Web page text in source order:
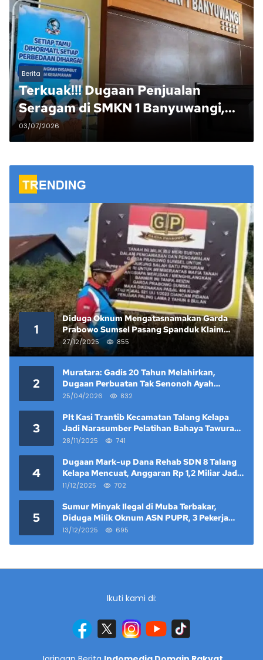
Berita
Terkuak!!! Dugaan Penjualan
Seragam di SMKN 1 Banyuwangi,
Kepala Sekolah dan Humas
Bungkam, Dinas Pendidikan
Angkat Bicara
03/07/2026
1
Diduga Oknum Mengatasnamakan Garda
Prabowo Sumsel Pasang Spanduk Klaim
Lahan yang Telah Diputus Pengadilan
27/12/2025 855
2
Muratara: Gadis 20 Tahun Melahirkan,
Dugaan Perbuatan Tak Senonoh Ayah
Kandung Mencuat
25/04/2026 832
3
Plt Kasi Trantib Kecamatan Talang Kelapa
Jadi Narasumber Pelatihan Bahaya Tawuran
dan Narkoba di Keramat Raya
28/11/2025 741
4
Dugaan Mark-up Dana Rehab SDN 8 Talang
Kelapa Mencuat, Anggaran Rp 1,2 Miliar Jadi
Sorotan
11/12/2025 702
5
Sumur Minyak Ilegal di Muba Terbakar,
Diduga Milik Oknum ASN PUPR, 3 Pekerja
Tewas
13/12/2025 695
Ikuti kami di: